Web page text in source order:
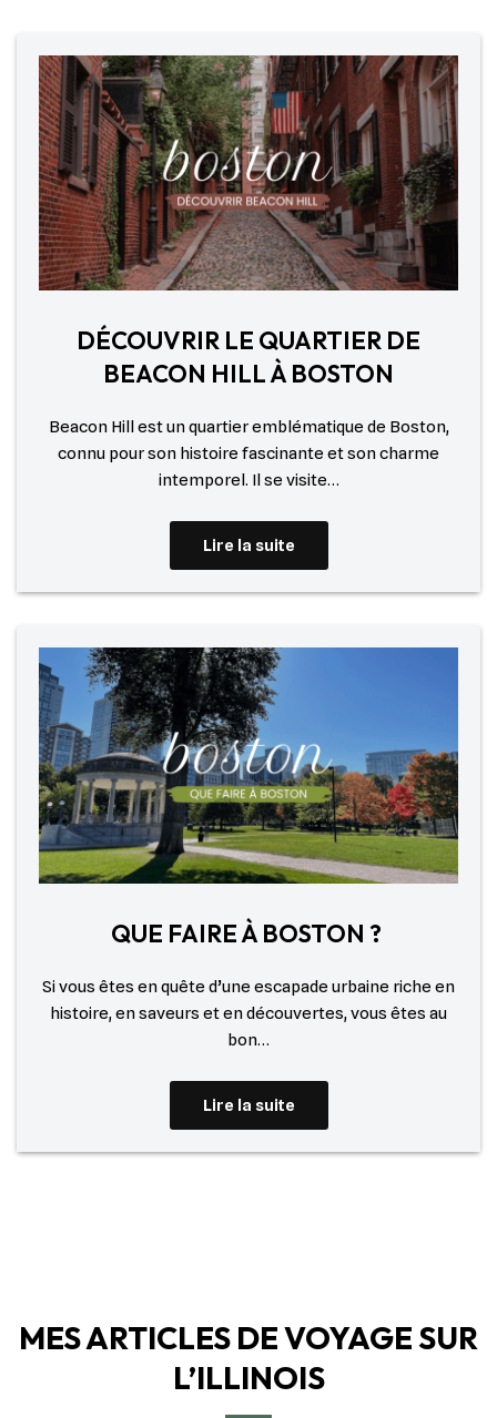
DÉCOUVRIR LE QUARTIER DE
BEACON HILL À BOSTON
Beacon Hill est un quartier emblématique de Boston,
connu pour son histoire fascinante et son charme
intemporel. Il se visite…
Lire la suite
QUE FAIRE À BOSTON ?
Si vous êtes en quête d’une escapade urbaine riche en
histoire, en saveurs et en découvertes, vous êtes au
bon…
Lire la suite
MES ARTICLES DE VOYAGE SUR
L’ILLINOIS